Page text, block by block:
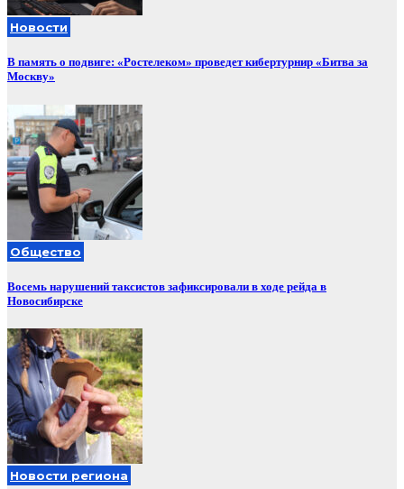
Новости
В память о подвиге: «Ростелеком» проведет кибертурнир «Битва за
Москву»
Общество
Восемь нарушений таксистов зафиксировали в ходе рейда в
Новосибирске
Новости региона